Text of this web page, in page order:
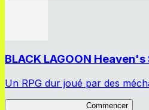
BLACK LAGOON Heaven's
Un RPG dur joué par des
Commencer